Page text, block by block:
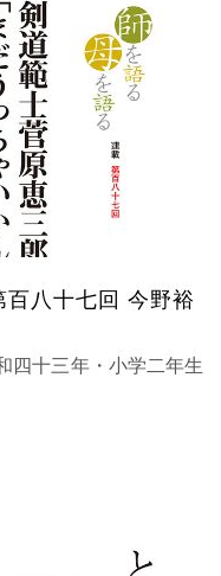
百八十七回 今野裕
四十三年・小学二年生